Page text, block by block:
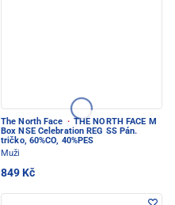
The North Face · THE NORTH FACE M
Box NSE Celebration REG SS Pán.
tričko, 60%CO, 40%PES
Muži
849 Kč